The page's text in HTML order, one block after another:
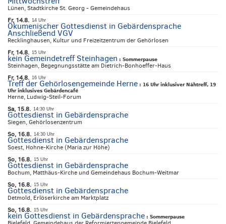
Lünen, Stadtkirche St. Georg - Gemeindehaus
Fr, 14.8. 14 Uhr
Ökumenischer Gottesdienst in Gebärdensprache
Anschließend VGV
Recklinghausen, Kultur und Freizeitzentrum der Gehörlosen
Fr, 14.8. 15 Uhr
kein Gemeindetreff Steinhagen : Sommerpause
Steinhagen, Begegnungsstätte am Dietrich-Bonhoeffer-Haus
Fr, 14.8. 16 Uhr
Treff der Gehörlosengemeinde Herne : 16 Uhr inklusiver Nähtreff, 19
Uhr inklusives Gebärdencafé
Herne, Ludwig-Steil-Forum
Sa, 15.8. 14:30 Uhr
Gottesdienst in Gebärdensprache
Siegen, Gehörlosenzentrum
So, 16.8. 14:30 Uhr
Gottesdienst in Gebärdensprache
Soest, Hohne-Kirche (Maria zur Höhe)
So, 16.8. 15 Uhr
Gottesdienst in Gebärdensprache
Bochum, Matthäus-Kirche und Gemeindehaus Bochum-Weitmar
So, 16.8. 15 Uhr
Gottesdienst in Gebärdensprache
Detmold, Erlöserkirche am Marktplatz
So, 16.8. 15 Uhr
kein Gottesdienst in Gebärdensprache : Sommerpause